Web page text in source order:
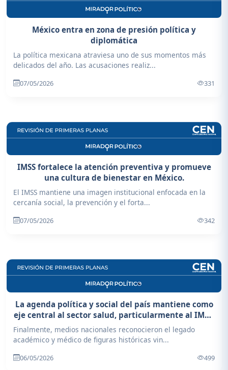
México entra en zona de presión política y
diplomática
La política mexicana atraviesa uno de sus momentos más
delicados del año. Las acusaciones realiz...
07/05/2026 331
IMSS fortalece la atención preventiva y promueve
una cultura de bienestar en México.
El IMSS mantiene una imagen institucional enfocada en la
cercanía social, la prevención y el forta...
07/05/2026 342
La agenda política y social del país mantiene como
eje central al sector salud, particularmente al IMSS,
institución que enfrenta simultáneamente
desafíos operativos, demandas sociales y procesos
de modernización.
Finalmente, medios nacionales reconocieron el legado
académico y médico de figuras históricas vin...
06/05/2026 499